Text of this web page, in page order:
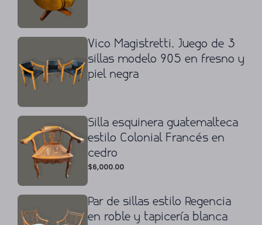
Vico Magistretti. Juego de 3
sillas modelo 905 en fresno y
piel negra
Silla esquinera guatemalteca
estilo Colonial Francés en
cedro
$6,000.00
Par de sillas estilo Regencia
en roble y tapicería blanca